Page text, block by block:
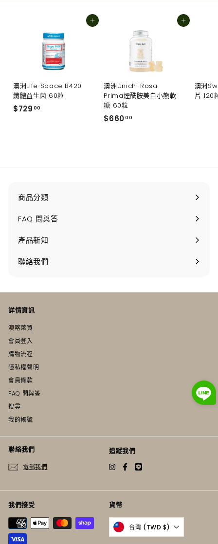
加入購物車
澳洲Life Space B420
纖體益生菌 60粒
$729 00
0
加入購物車
澳洲Unichi Rosa
Prima煙酰胺美白小熊軟
糖 60粒
$66000
.
澳洲
片 120
商品分類
打
開
FAQ 問與答
產品新知
聯絡我們
詳情資訊
澳喀萊買
會員登入
購物流程
隱私權聲明
會員條款
FAQ 問與答
搜尋
我的帳號
聯絡我們
電郵我們
追蹤我們
Instagram
Facebook
我們接受 貨幣
台灣 (TWD $)